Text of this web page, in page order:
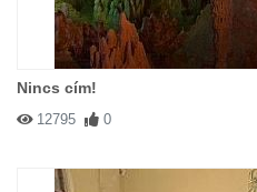
Nincs cím!
12795 0